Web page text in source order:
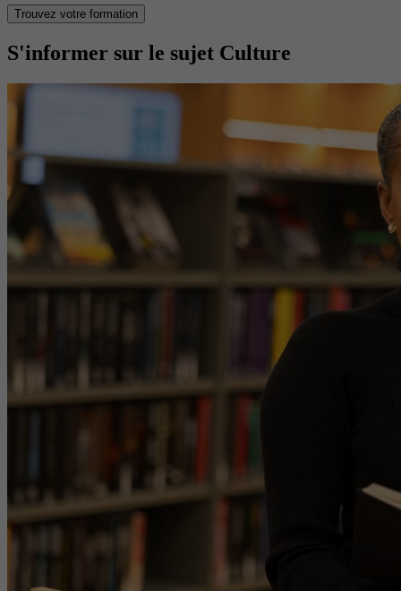
Trouvez votre formation
S'informer sur le sujet Culture